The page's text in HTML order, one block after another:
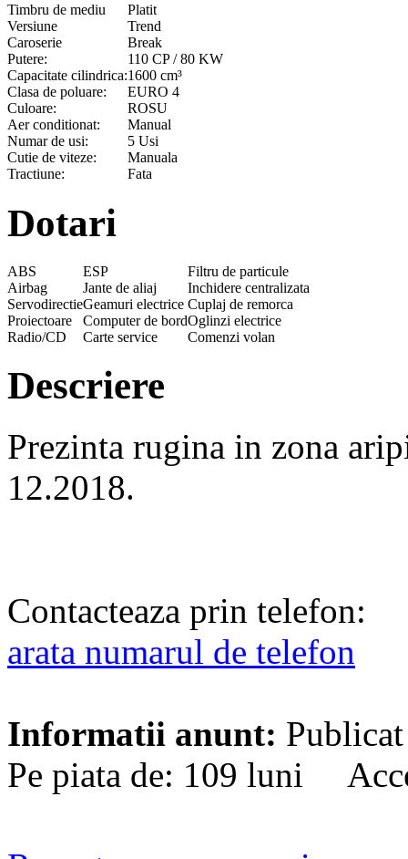
Timbru de mediu
Platit
Versiune
Trend
Caroserie
Break
Putere:
110 CP / 80 KW
Capacitate cilindrica:1600 cm³
Clasa de poluare:
EURO 4
Culoare:
ROSU
Aer conditionat:
Manual
Numar de usi:
5 Usi
Cutie de viteze:
Manuala
Tractiune:
Fata
Dotari
ABS ESP
Filtru de particule
Airbag
Jante de aliaj
Inchidere centralizata
ServodirectieGeamuri electrice Cuplaj de remorca
Proiectoare
Computer de bordOglinzi electrice
Radio/CD
Carte service Comenzi volan
Descriere
Prezinta rugina in zona
12.2018.
Contacteaza prin telefon:
arata numarul de telefon
Informatii anunt:
Pe piata de: 109 luni